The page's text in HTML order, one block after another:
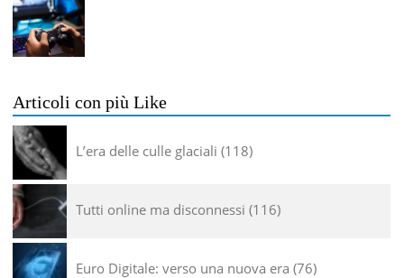
Articoli con più Like
L’era delle culle glaciali 118
Tutti online ma disconnessi 116
Euro Digitale: verso una nuova era 76